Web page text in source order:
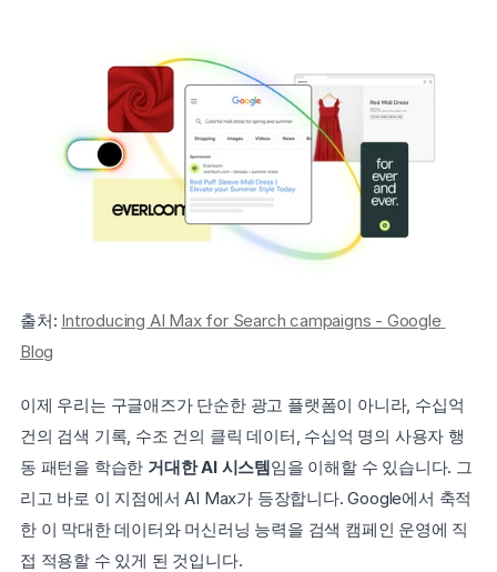
출처: Introducing AI Max for Search campaigns - Google
Blog
이제 우리는 구글애즈가 단순한 광고 플랫폼이 아니라, 수십억
건의 검색 기록, 수조 건의 클릭 데이터, 수십억 명의 사용자 행
동 패턴을 학습한 거대한 AI 시스템임을 이해할 수 있습니다. 그
리고 바로 이 지점에서 AI Max가 등장합니다. Google에서 축적
한 이 막대한 데이터와 머신러닝 능력을 검색 캠페인 운영에 직
접 적용할 수 있게 된 것입니다.